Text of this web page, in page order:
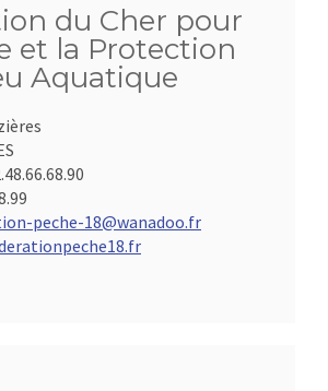
du Cher pour
et la Protection
Aquatique
peche-18@wanadoo.fr